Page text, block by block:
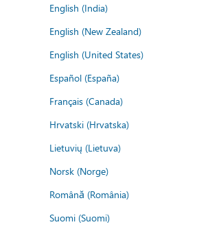
English (India)
English (New Zealand)
English (United States)
Español (España)
Français (Canada)
Hrvatski (Hrvatska)
Lietuvių (Lietuva)
Norsk (Norge)
Română (România)
Suomi (Suomi)